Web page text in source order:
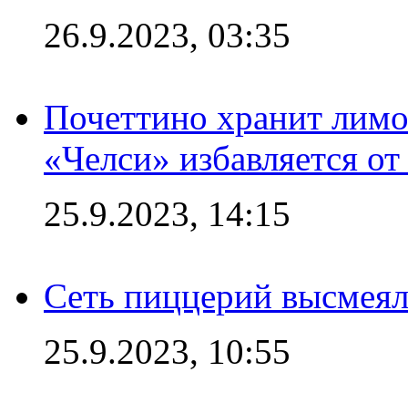
26.9.2023, 03:35
Почеттино хранит
«Челси» избавляется
25.9.2023, 14:15
Сеть пиццерий
25.9.2023, 10:55